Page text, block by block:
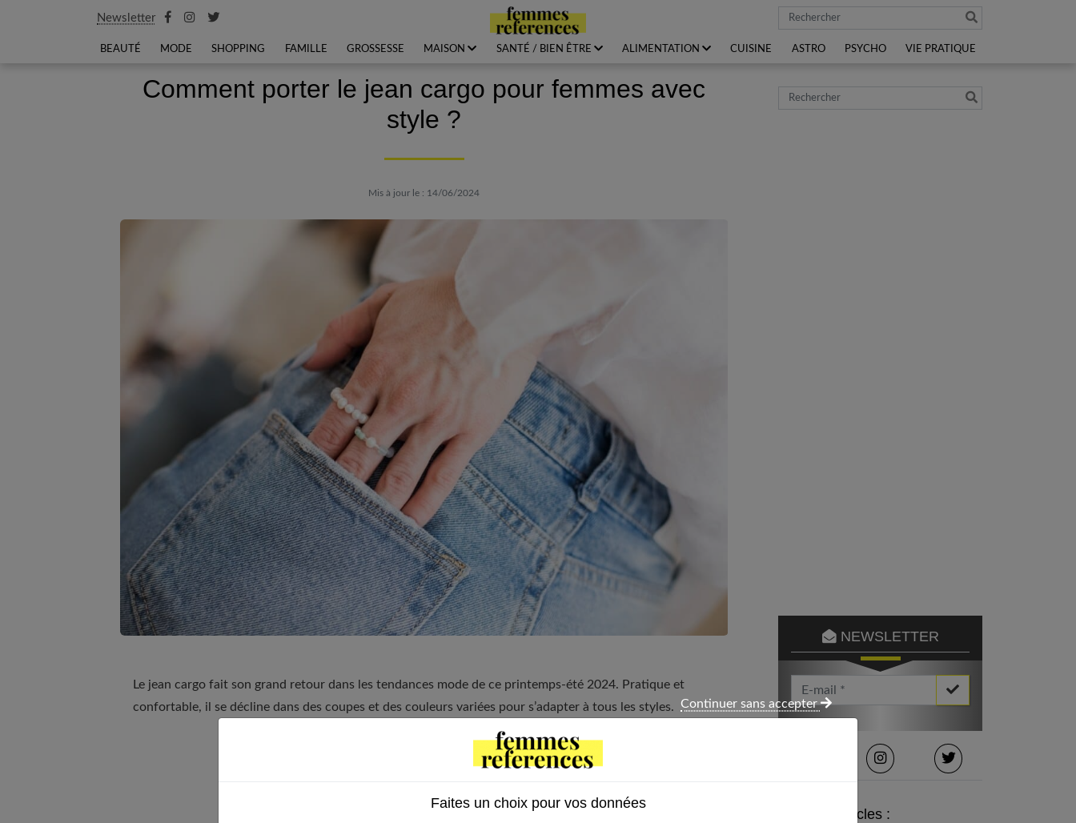
Newsletter Rechercher
BEAUTÉ MODE SHOPPING FAMILLE GROSSESSE MAISON SANTÉ / BIEN ÊTRE ALIMENTATION CUISINE ASTRO PSYCHO VIE PRATIQUE
Comment porter le jean cargo pour femmes avec
style ?
Mis à jour le : 14/06/2024
Le jean cargo fait son grand retour dans les tendances mode de ce printemps-été 2024. Pratique et
confortable, il se décline dans des coupes et des couleurs variées pour s’adapter à tous les styles.
Rechercher
NEWSLETTER
Votre Email *
Derniers articles :
Faites un choix pour vos données
Continuer sans accepter